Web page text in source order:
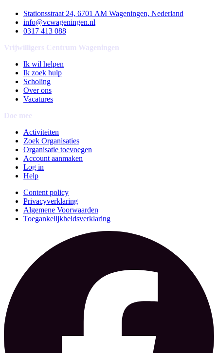
Stationsstraat 24, 6701 AM Wageningen, Nederland
info@vcwageningen.nl
0317 413 088
Vrijwilligers Centrum Wageningen
Ik wil helpen
Ik zoek hulp
Scholing
Over ons
Vacatures
Doe mee
Activiteiten
Zoek Organisaties
Organisatie toevoegen
Account aanmaken
Log in
Help
Content policy
Privacyverklaring
Algemene Voorwaarden
Toegankelijkheidsverklaring